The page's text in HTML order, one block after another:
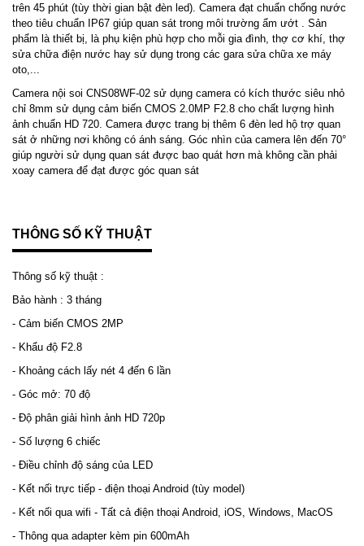
trên 45 phút (tùy thời gian bật đèn led). Camera đạt chuẩn chống nước
theo tiêu chuẩn IP67 giúp quan sát trong môi trường ẩm ướt . Sản
phẩm là thiết bị, là phụ kiện phù hợp cho mỗi gia đình, thợ cơ khí, thợ
sửa chữa điện nước hay sử dụng trong các gara sửa chữa xe máy
oto,...
Camera nội soi CNS08WF-02 sử dụng camera có kích thước siêu nhỏ
chỉ 8mm sử dụng cảm biến CMOS 2.0MP F2.8 cho chất lượng hình
ảnh chuẩn HD 720. Camera được trang bị thêm 6 đèn led hộ trợ quan
sát ở những nơi không có ánh sáng. Góc nhìn của camera lên đến 70°
giúp người sử dụng quan sát được bao quát hơn mà không cần phải
xoay camera để đạt được góc quan sát
THÔNG SỐ KỸ THUẬT
Thông số kỹ thuật :
Bảo hành : 3 tháng
- Cảm biến CMOS 2MP
- Khẩu độ F2.8
- Khoảng cách lấy nét 4 đến 6 lần
- Góc mở: 70 độ
- Độ phân giải hình ảnh HD 720p
- Số lượng 6 chiếc
- Điều chỉnh độ sáng của LED
- Kết nối trực tiếp - điện thoại Android (tùy model)
- Kết nối qua wifi - Tất cả điện thoại Android, iOS, Windows, MacOS
- Thông qua adapter kèm pin 600mAh